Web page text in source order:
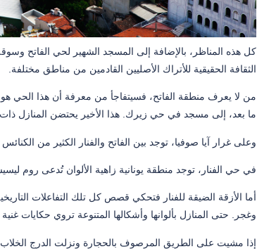
كل هذه المناظر، بالإضافة إلى المسجد الشهير لحي الفاتح
الثقافة الحقيقية للأتراك الأصليين القادمين من مناطق مختلفة.
من لا يعرف منطقة الفاتح، فسيتفاجأ من معرفة أن هذا الحي
ما بعد، إلى مسجد في حي زيرك. هذا الأخير يحتضن المنازل ذات
وعلى غرار آيا صوفيا، توجد بين الفاتح والفنار الكثير من
في حي الفنار، توجد منطقة يونانية زاهية الألوان تُدعى روم
أما الأزقة الضيقة للفنار فتحكي قصص كل تلك التفاعلات
وغجر. حتى المنازل بألوانها وأشكالها المتنوعة تروي حكايات
إذا مشيت على الطريق المرصوف بالحجارة ونزلت الدرج الخلاب،